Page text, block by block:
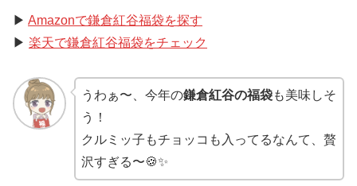
▶ Amazonで鎌倉紅谷福袋を探す
▶ 楽天で鎌倉紅谷福袋をチェック
うわぁ〜、今年の鎌倉紅谷の福袋も美味しそ
う！
クルミッ子もチョッコも入ってるなんて、贅
沢すぎる〜🍪✨